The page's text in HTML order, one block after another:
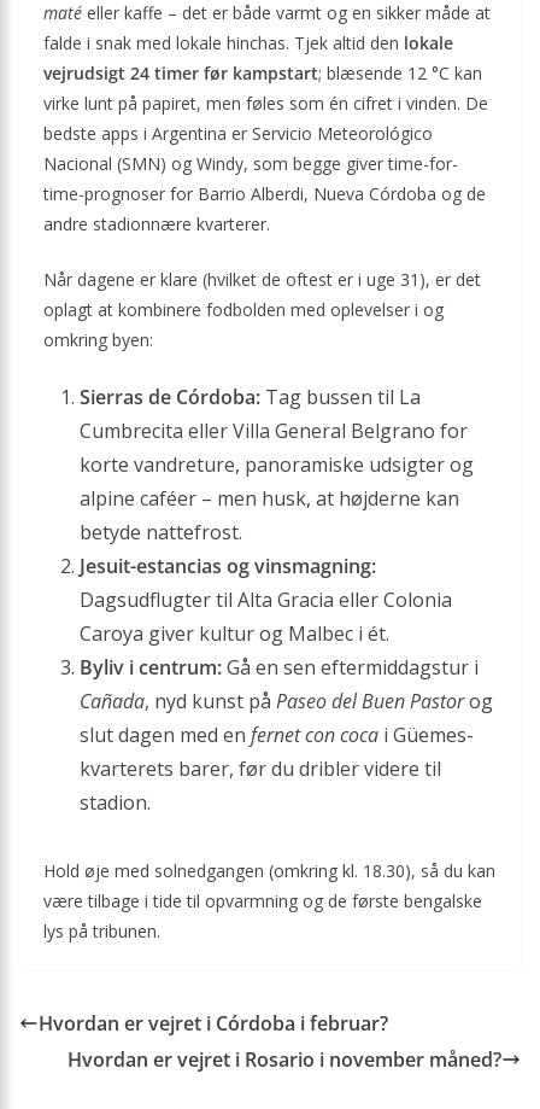
maté eller kaffe – det er både varmt og en sikker måde at
falde i snak med lokale hinchas. Tjek altid den lokale
vejrudsigt 24 timer før kampstart; blæsende 12 °C kan
virke lunt på papiret, men føles som én cifret i vinden. De
bedste apps i Argentina er Servicio Meteorológico
Nacional (SMN) og Windy, som begge giver time-for-
time-prognoser for Barrio Alberdi, Nueva Córdoba og de
andre stadionnære kvarterer.
Når dagene er klare (hvilket de oftest er i uge 31), er det
oplagt at kombinere fodbolden med oplevelser i og
omkring byen:
Sierras de Córdoba: Tag bussen til La
Cumbrecita eller Villa General Belgrano for
korte vandreture, panoramiske udsigter og
alpine caféer – men husk, at højderne kan
betyde nattefrost.
Jesuit-estancias og vinsmagning:
Dagsudflugter til Alta Gracia eller Colonia
Caroya giver kultur og Malbec i ét.
Byliv i centrum:Gå en sen eftermiddagstur i
Cañada, nyd kunst på Paseo del Buen Pastorog
slut dagen med en fernet con coca i Güemes-
kvarterets barer, før du dribler videre til
stadion.
Hold øje med solnedgangen (omkring kl. 18.30), så du kan
være tilbage i tide til opvarmning og de første bengalske
lys på tribunen.
Hvordan er vejret i Córdoba i februar?
Hvordan er vejret i Rosario i november måned?